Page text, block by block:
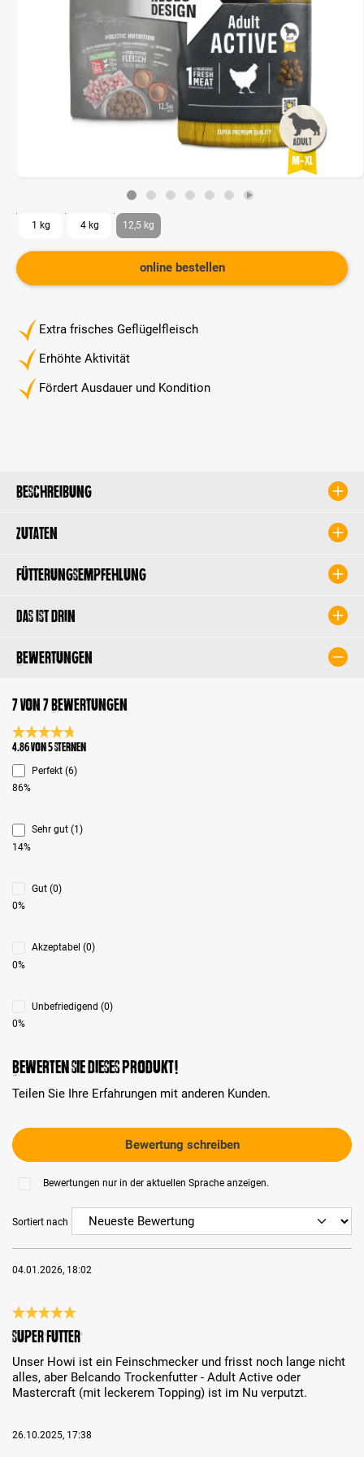
Extra frisches Geflügelfleisch
Erhöhte Aktivität
Fördert Ausdauer und Kondition
1 kg 4 kg 12,5 kg
online bestellen
Beschreibung
Zutaten
Fütterungsempfehlung
Das ist drin
Bewertungen
7 von 7 Bewertungen
Durchschnittliche Bewertung 4.8 von 5 Sternen
4.86 von 5 Sternen
Perfekt (6)
86%
Sehr gut (1)
14%
Gut (0)
0%
Akzeptabel (0)
0%
Unbefriedigend (0)
0%
Bewerten Sie dieses Produkt!
Teilen Sie Ihre Erfahrungen mit anderen Kunden.
Bewertung schreiben
Bewertungen nur in der aktuellen Sprache anzeigen.
Sortiert nach
04.01.2026, 18:02
Bewertung mit 5 von 5 Sternen
Super Futter
Unser Howi ist ein Feinschmecker und frisst noch lange nicht
alles, aber Belcando Trockenfutter - Adult Active oder
Mastercraft (mit leckerem Topping) ist im Nu verputzt.
26.10.2025, 17:38